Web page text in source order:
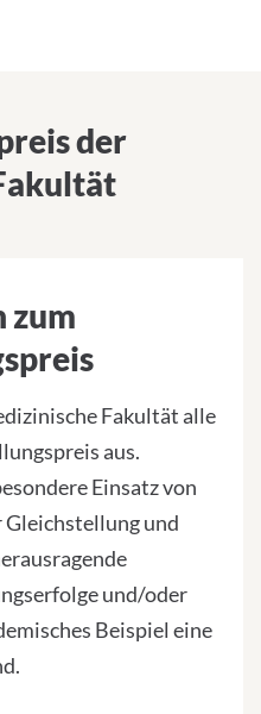
der
zum
Fakultät alle
aus.
Einsatz von
und
und/oder
Beispiel eine